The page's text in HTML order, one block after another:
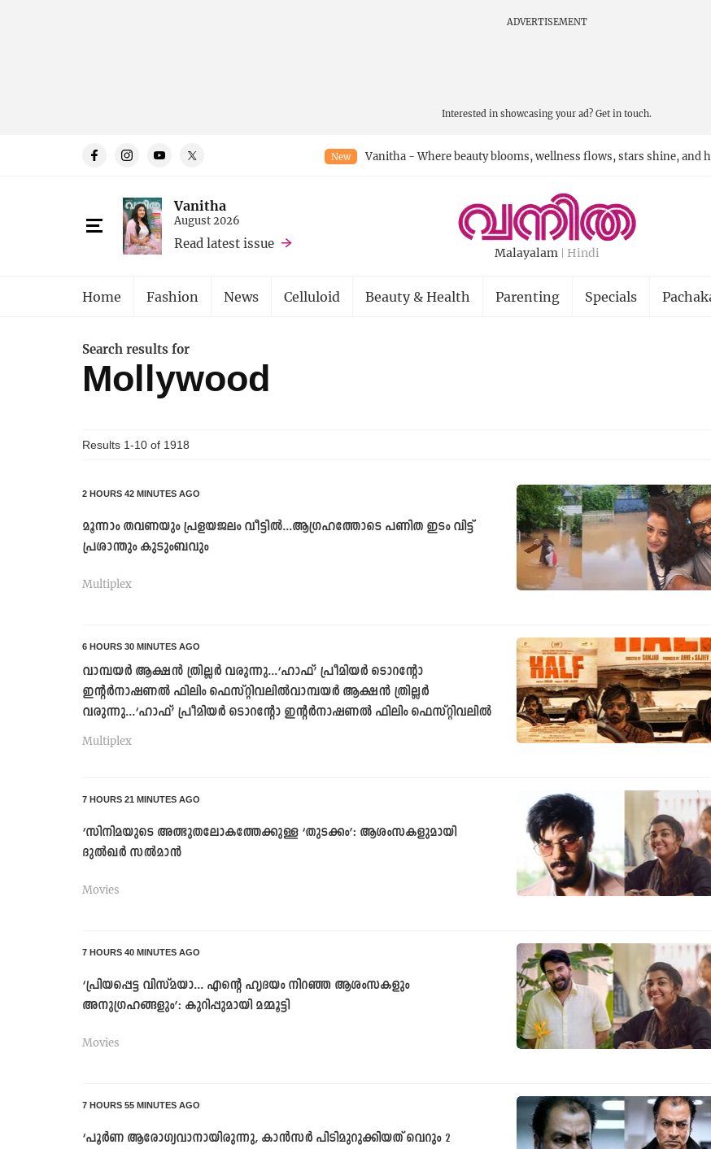
ADVERTISEMENT
Interested in showcasing your ad? Get in touch.
New Vanitha - Where beauty blooms, wellness flows, stars shine, and
Vanitha
August 2026
Read latest issue
Malayalam Hindi
Home Fashion News Celluloid Beauty & Health Parenting Specials
Search results for
Mollywood
Results 1-10 of 1918
2 HOURS 42 MINUTES AGO
മൂന്നാം തവണയും പ്രളയജലം വീട്ടിൽ...ആഗ്രഹത്തോടെ പണിത ഇടം വിട്ട്
പ്രശാന്തും കുടുംബവും
Multiplex
6 HOURS 30 MINUTES AGO
വാമ്പയര്‍ ആക്ഷന്‍ ത്രില്ലര്‍ വരുന്നു...‘ഹാഫ്’ പ്രീമിയര്‍ ടൊറന്റോ
ഇന്റര്‍നാഷണല്‍ ഫിലിം ഫെസ്റ്റിവലില്‍വാമ്പയര്‍ ആക്ഷന്‍ ത്രില്ലര്‍
വരുന്നു...‘ഹാഫ്’ പ്രീമിയര്‍ ടൊറന്റോ ഇന്റര്‍നാഷണല്‍ ഫിലിം ഫെസ്റ്റിവലില്‍
Multiplex
7 HOURS 21 MINUTES AGO
‘സിനിമയുടെ അത്ഭുതലോകത്തേക്കുള്ള ‘തുടക്കം’: ആശംസകളുമായി
ദുൽഖർ സൽമാൻ
Movies
7 HOURS 40 MINUTES AGO
‘പ്രിയപ്പെട്ട വിസ്മയാ... എന്റെ ഹൃദയം നിറഞ്ഞ ആശംസകളും
അനുഗ്രഹങ്ങളും’: കുറിപ്പുമായി മമ്മൂട്ടി
Movies
7 HOURS 55 MINUTES AGO
‘പൂർണ ആരോഗ്യവാനായിരുന്നു, കാൻസർ പിടിമുറുക്കിയത് വെറും 2